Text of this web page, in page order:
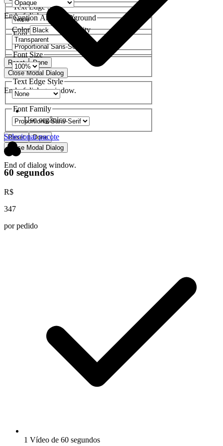
End of dialog window.
Text Edge Style
Font Family
Reset
Done
Close Modal Dialog
End of dialog window.
Caption Area Background
Color
Opacity
Font Size
Text Edge Style
Font Family
Reset
Done
Close Modal Dialog
End of dialog window.
Uso orgânico
Selecionar pacote
60 segundos
R$
347
por pedido
1 Vídeo de 60 segundos